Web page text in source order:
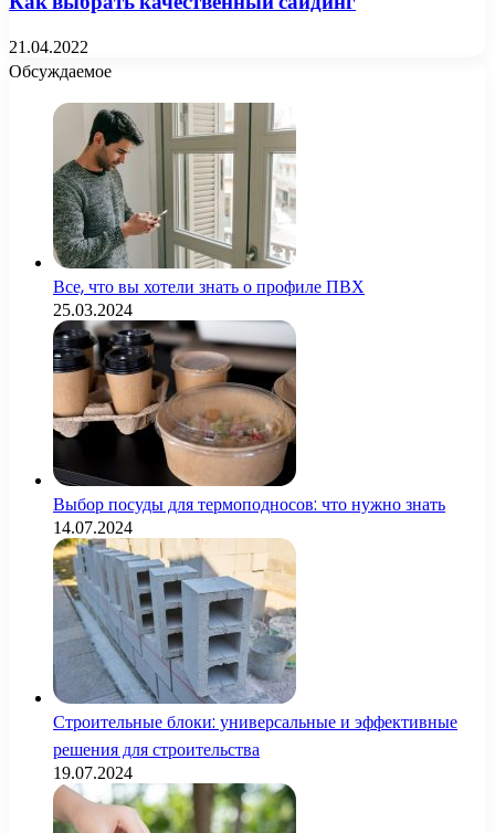
21.04.2022
Обсуждаемое
Все, что вы хотели знать о профиле ПВХ
25.03.2024
Выбор посуды для термоподносов: что нужно знать
14.07.2024
Строительные блоки: универсальные и эффективные
решения для строительства
19.07.2024